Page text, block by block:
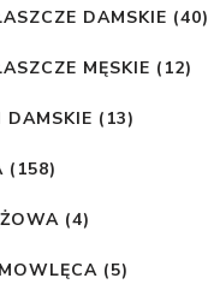
DAMSKIE (40)
MĘSKIE (12)
DAMSKIE (13)
(158)
(4)
(5)